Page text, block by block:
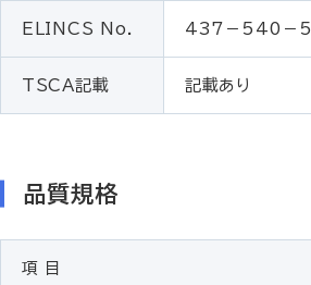
ELINCS No. 437－540－5
TSCA記載 記載あり
品質規格
項 目